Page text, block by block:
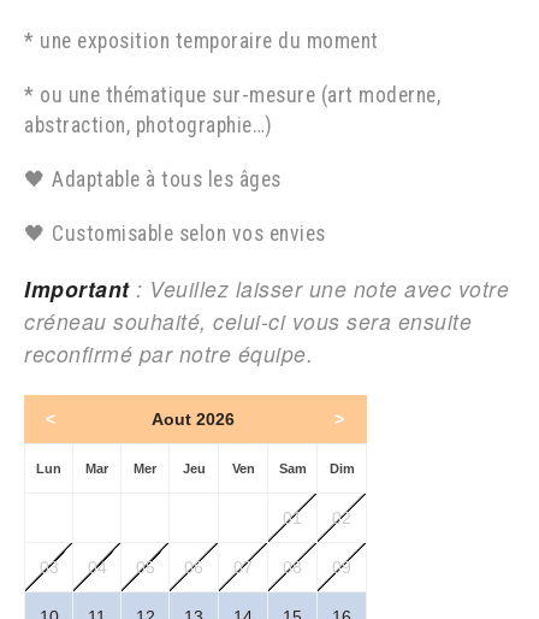
* une exposition temporaire du moment
* ou une thématique sur-mesure (art moderne,
abstraction, photographie…)
🖤 Adaptable à tous les âges
🖤 Customisable selon vos envies
Important: Veuillez laisser une note avec votre
créneau souhaité, celui-ci vous sera ensuite
reconfirmé par notre équipe.